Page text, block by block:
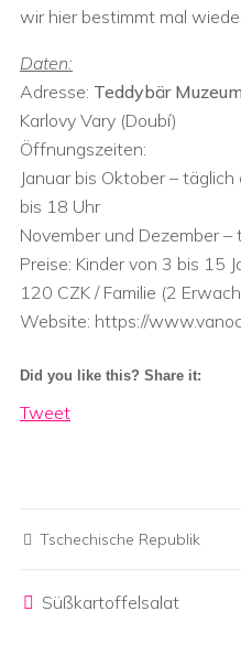
wir hier bestimmt mal
Daten:
Adresse: Teddybär
Karlovy Vary (Doubí)
Öffnungszeiten:
Januar bis Oktober –
bis 18 Uhr
November und Dezember
Preise: Kinder von 3 bis 15
120 CZK / Familie (2
Website: https://
Did you like this? Share it:
Tweet
Tschechische Republik
Süßkartoffelsalat